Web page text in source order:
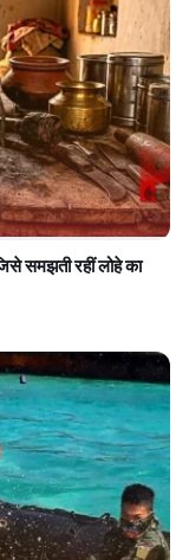
समझती रहीं लोहे का